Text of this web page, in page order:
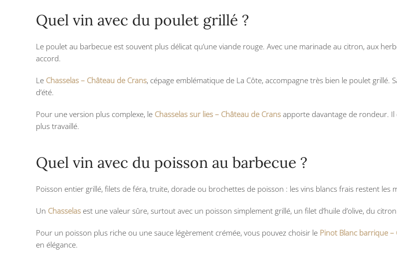
Quel vin avec du poulet grillé ?
Le poulet au barbecue est souvent plus délicat qu’une viande rouge. Avec une marinade au citron, aux
accord.
Le Chasselas – Château de Crans, cépage emblématique de La Côte, accompagne très bien le poulet
d’été.
Pour une version plus complexe, le Chasselas sur lies – Château de Crans apporte davantage de rondeur.
plus travaillé.
Quel vin avec du poisson au barbecue ?
Poisson entier grillé, filets de féra, truite, dorade ou brochettes de poisson : les vins blancs frais restent les
Un Chasselas est une valeur sûre, surtout avec un poisson simplement grillé, un filet d’huile d’olive, du
Pour un poisson plus riche ou une sauce légèrement crémée, vous pouvez choisir le Pinot Blanc barrique –
en élégance.